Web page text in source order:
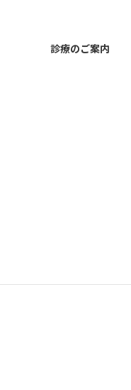
診療のご案内